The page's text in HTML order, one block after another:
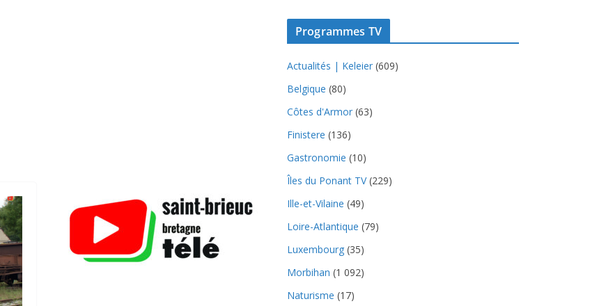
Programmes TV
Actualités | Keleier (609)
Belgique (80)
Côtes d'Armor (63)
Finistere (136)
Gastronomie (10)
Îles du Ponant TV(229)
Ille-et-Vilaine (49)
Loire-Atlantique (79)
Luxembourg (35)
Morbihan (1 092)
Naturisme (17)